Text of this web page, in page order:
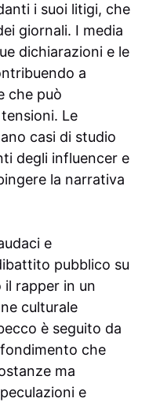
i suoi litigi, che
giornali. I media
dichiarazioni e le
a
che può
Le
casi di studio
degli influencer e
la narrativa
e
pubblico su
rapper in un
culturale
è seguito da
che
ma
e